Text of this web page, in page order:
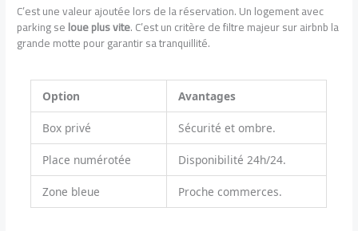
C’est une valeur ajoutée lors de la réservation. Un logement avec
parking seloue plus vite. C’est un critère de filtre majeur sur airbnb la
grande motte pour garantir sa tranquillité.
Option Avantages
Box privé Sécurité et ombre.
Place numérotée Disponibilité 24h/24.
Zone bleue Proche commerces.